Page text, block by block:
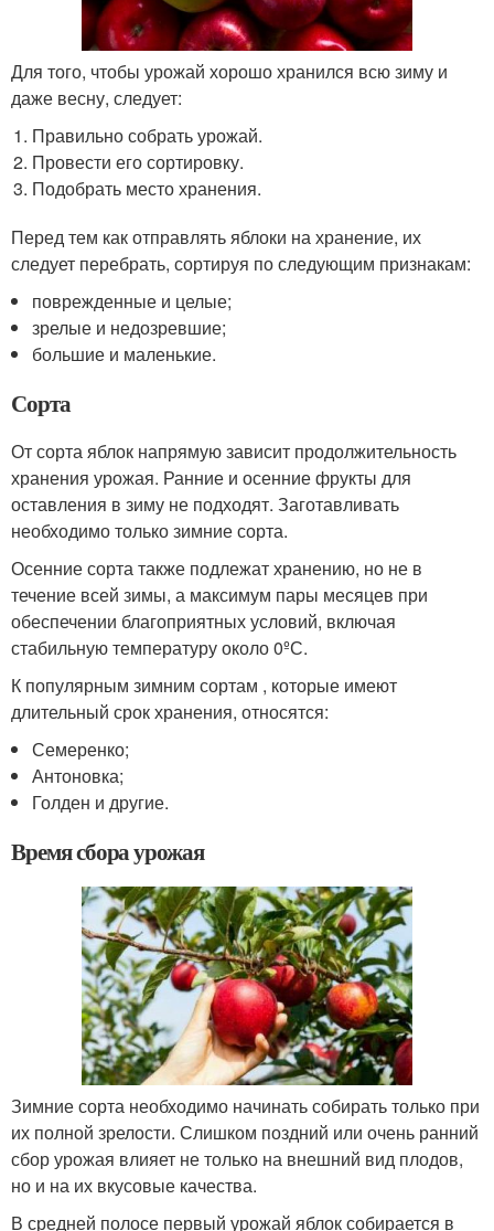
Для того, чтобы урожай хорошо хранился всю зиму и
даже весну, следует:
Правильно собрать урожай.
Провести его сортировку.
Подобрать место хранения.
Перед тем как отправлять яблоки на хранение, их
следует перебрать, сортируя по следующим признакам:
поврежденные и целые;
зрелые и недозревшие;
большие и маленькие.
Сорта
От сорта яблок напрямую зависит продолжительность
хранения урожая. Ранние и осенние фрукты для
оставления в зиму не подходят. Заготавливать
необходимо только зимние сорта.
Осенние сорта также подлежат хранению, но не в
течение всей зимы, а максимум пары месяцев при
обеспечении благоприятных условий, включая
стабильную температуру около 0ºС.
К популярным зимним сортам , которые имеют
длительный срок хранения, относятся:
Семеренко;
Антоновка;
Голден и другие.
Время сбора урожая
Зимние сорта необходимо начинать собирать только при
их полной зрелости. Слишком поздний или очень ранний
сбор урожая влияет не только на внешний вид плодов,
но и на их вкусовые качества.
В средней полосе первый урожай яблок собирается в